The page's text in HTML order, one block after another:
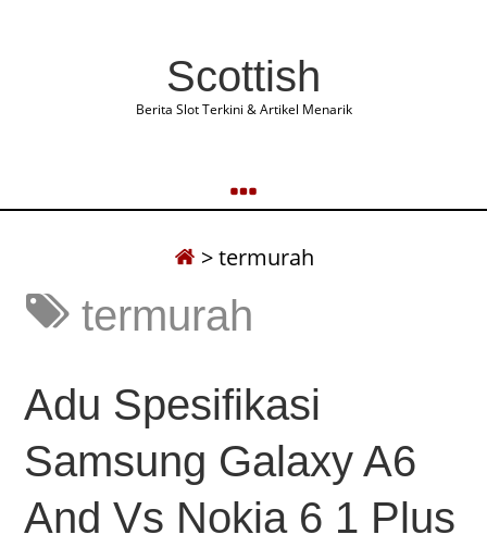
Scottish
Berita Slot Terkini & Artikel Menarik
>termurah
termurah
Adu Spesifikasi
Samsung Galaxy A6
And Vs Nokia 6 1 Plus